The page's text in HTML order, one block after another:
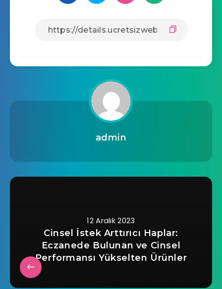
admin
12 Aralık 2023
Cinsel İstek Arttırıcı Haplar:
Eczanede Bulunan ve Cinsel
Performansı Yükselten Ürünler